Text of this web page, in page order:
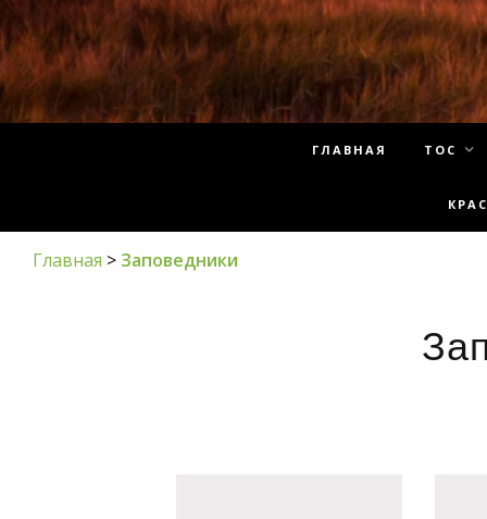
ГЛАВНАЯ ТОС
Главная > Заповедники